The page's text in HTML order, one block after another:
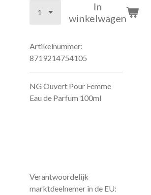
In
winkelwagen
Artikelnummer:
8719214754105
NG Ouvert Pour Femme
Eau de Parfum 100ml
Verantwoordelijk
marktdeelnemer in de EU: